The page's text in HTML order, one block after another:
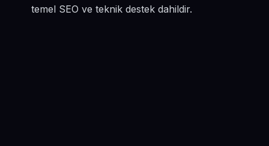
temel SEO ve teknik destek dahildir.